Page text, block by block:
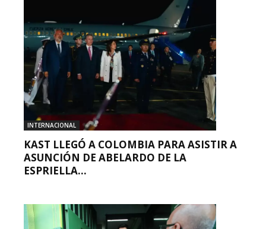
INTERNACIONAL
KAST LLEGÓ A COLOMBIA PARA ASISTIR A
ASUNCIÓN DE ABELARDO DE LA
ESPRIELLA...